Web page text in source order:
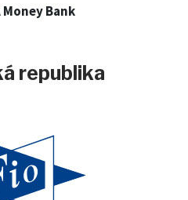
Money Bank
republika